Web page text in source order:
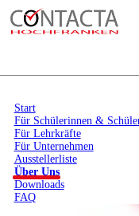
Start
Für Schülerinnen &
Für Lehrkräfte
Für Unternehmen
Ausstellerliste
Über Uns
Downloads
FAQ